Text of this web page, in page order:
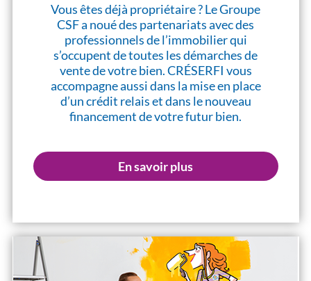
Vous êtes déjà propriétaire ? Le Groupe
CSF a noué des partenariats avec des
professionnels de l’immobilier qui
s’occupent de toutes les démarches de
vente de votre bien. CRÉSERFI vous
accompagne aussi dans la mise en place
d’un crédit relais et dans le nouveau
financement de votre futur bien.
En savoir plus